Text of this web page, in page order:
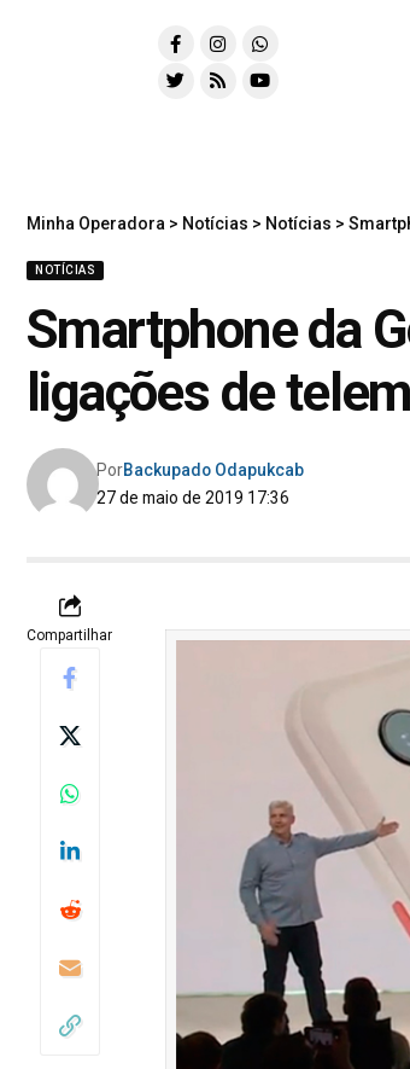
Minha Operadora > Notícias > Notícias >
NOTÍCIAS
Smartphone da
ligações de
27 de maio de 2019 17:36
PorBackupado Odapukcab
Compartilhar